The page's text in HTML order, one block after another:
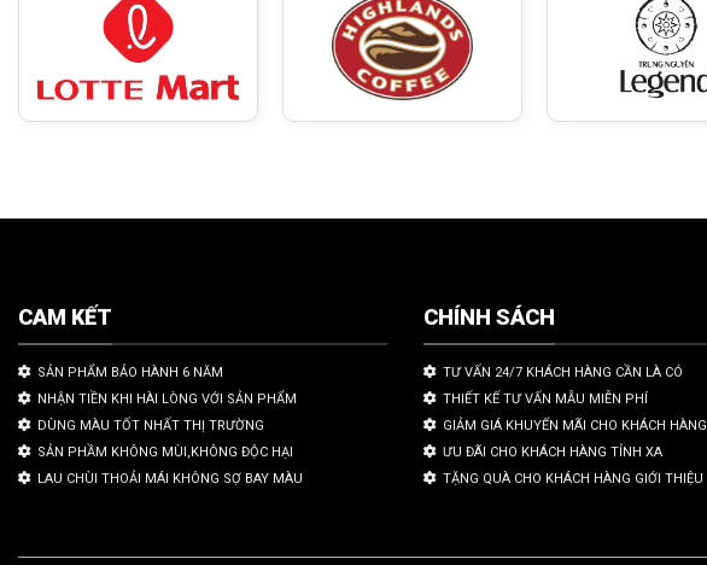
CAM KẾT
SẢN PHẨM BẢO HÀNH 6 NĂM
NHẬN TIỀN KHI HÀI LÒNG VỚI SẢN PHẨM
DÙNG MÀU TỐT NHẤT THỊ TRƯỜNG
SẢN PHẦM KHÔNG MÙI,KHÔNG ĐỘC HẠI
LAU CHÙI THOẢI MÁI KHÔNG SỢ BAY MÀU
CHÍNH SÁCH
TƯ VẤN 24/7 KHÁCH HÀNG CẦN LÀ CÓ
THIẾT KẾ TƯ VẤN MẪU MIỄN PHÍ
GIẢM GIÁ KHUYẾN MÃI CHO KHÁCH HÀNG
ƯU ĐÃI CHO KHÁCH HÀNG TỈNH XA
TẶNG QUÀ CHO KHÁCH HÀNG GIỚI THIỆU